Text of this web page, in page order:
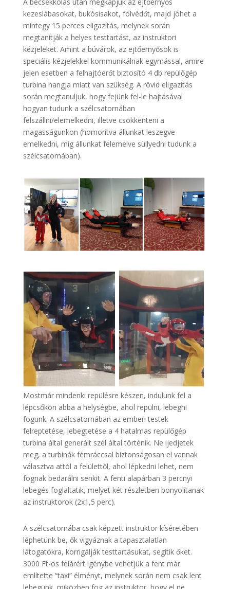
kezeslábasokat, bukósisakot, fölvédőt, majd jöhet a
mintegy 15 perces eligazítás, melynek során
megtanítják a helyes testtartást, az instruktori
kézjeleket. Amint a búvárok, az ejtőernyősök is
speciális kézjelekkel kommunikálnak egymással, amire
jelen esetben a felhajtóerőt biztosító 4 db repülőgép
turbina hangja miatt van szükség. A rövid eligazítás
során megtanuljuk, hogy fejünk fel-le hajtásával
hogyan tudunk a szélcsatornában
felszállni/elemelkedni, illetve csökkenteni a
magasságunkon (homorítva állunkat leszegve
emelkedni, míg állunkat felemelve süllyedni tudunk a
szélcsatornában).
Mostmár mindenki repülésre készen, indulunk fel a
lépcsőkön abba a helységbe, ahol repülni, lebegni
fogunk. A szélcsatornában az emberi testek
felreptetése, lebegtetése a 4 hatalmas repülőgép
turbina által generált szél által történik. Ne ijedjetek
meg, a turbinák fémráccsal biztonságosan el vannak
választva attól a felülettől, ahol lépkedni lehet, nem
fognak bedarálni senkit. A fenti alapárban 3 percnyi
lebegés foglaltatik, melyet két részletben bonyolítanak
az instruktorok (2x1,5 perc).
A szélcsatornába csak képzett instruktor kíséretében
léphetünk be, ők vigyáznak a tapasztalatlan
látogatókra, korrigálják testtartásukat, segítik őket.
3000 Ft-os felárért igénybe vehetjük a fent már
említette “taxi” élményt, melynek során nem csak lent
lebegünk, miközben fog az instruktor, hogy el ne